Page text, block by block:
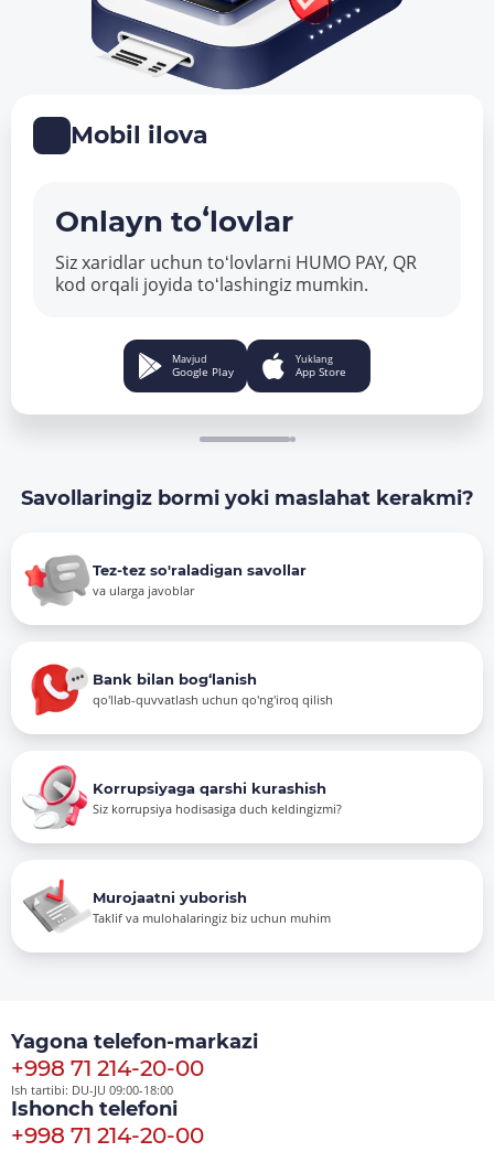
Mobil ilova
Onlayn toʻlovlar
Siz xaridlar uchun toʻlovlarni HUMO PAY, QR
kod orqali joyida toʻlashingiz mumkin.
Mavjud
Google Play
Yuklang
App Store
Savollaringiz bormi yoki maslahat kerakmi?
Tez-tez so'raladigan savollar
va ularga javoblar
Bank bilan bog‘lanish
qo'llab-quvvatlash uchun qo'ng'iroq qilish
Korrupsiyaga qarshi kurashish
Siz korrupsiya hodisasiga duch keldingizmi?
Murojaatni yuborish
Taklif va mulohalaringiz biz uchun muhim
Yagona telefon-markazi
+998 71 214-20-00
Ish tartibi: DU-JU 09:00-18:00
Ishonch telefoni
+998 71 214-20-00